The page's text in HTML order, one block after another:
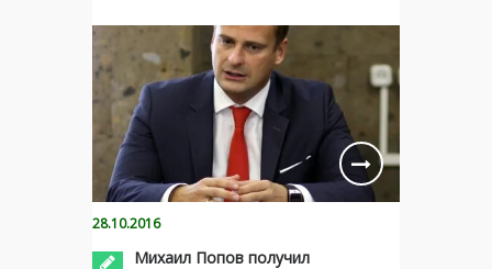
28.10.2016
Михаил Попов получил